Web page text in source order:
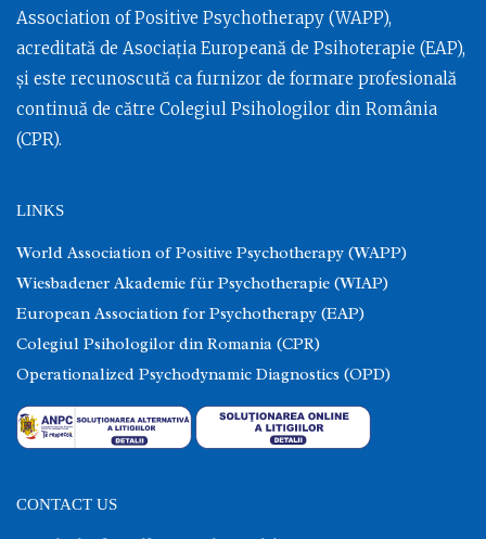
Association of Positive Psychotherapy (WAPP),
acreditată de Asociația Europeană de Psihoterapie (EAP),
și este recunoscută ca furnizor de formare profesională
continuă de către Colegiul Psihologilor din România
(CPR).
LINKS
World Association of Positive Psychotherapy (WAPP)
Wiesbadener Akademie für Psychotherapie (WIAP)
European Association for Psychotherapy (EAP)
Colegiul Psihologilor din Romania (CPR)
Operationalized Psychodynamic Diagnostics (OPD)
CONTACT US